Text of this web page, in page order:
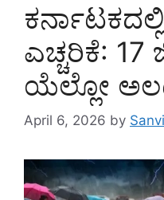
ಎಚ್ಚರಿಕೆ: 17
ಯೆಲ್ಲೋ
April 6, 2026 by Sanvi